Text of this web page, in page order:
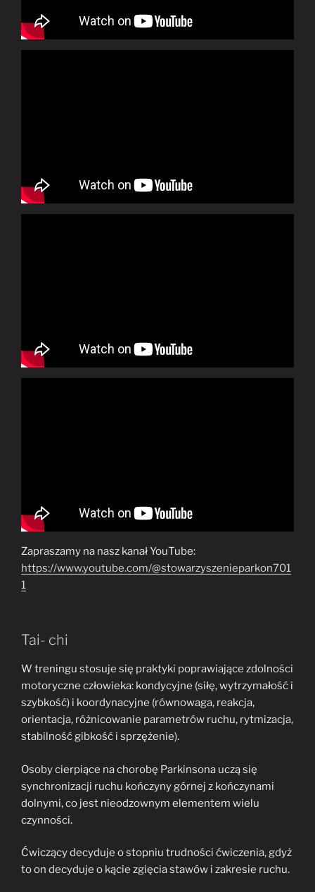
Zapraszamy na nasz kanał YouTube:
https://www.youtube.com/@stowarzyszenieparkon701
1
Tai- chi
W treningu stosuje się praktyki poprawiające zdolności
motoryczne człowieka: kondycyjne (siłę, wytrzymałość i
szybkość) i koordynacyjne (równowaga, reakcja,
orientacja, różnicowanie parametrów ruchu, rytmizacja,
stabilność gibkość i sprzężenie).
Osoby cierpiące na chorobę Parkinsona uczą się
synchronizacji ruchu kończyny górnej z kończynami
dolnymi, co jest nieodzownym elementem wielu
czynności.
Ćwiczący decyduje o stopniu trudności ćwiczenia, gdyż
to on decyduje o kącie zgięcia stawów i zakresie ruchu.